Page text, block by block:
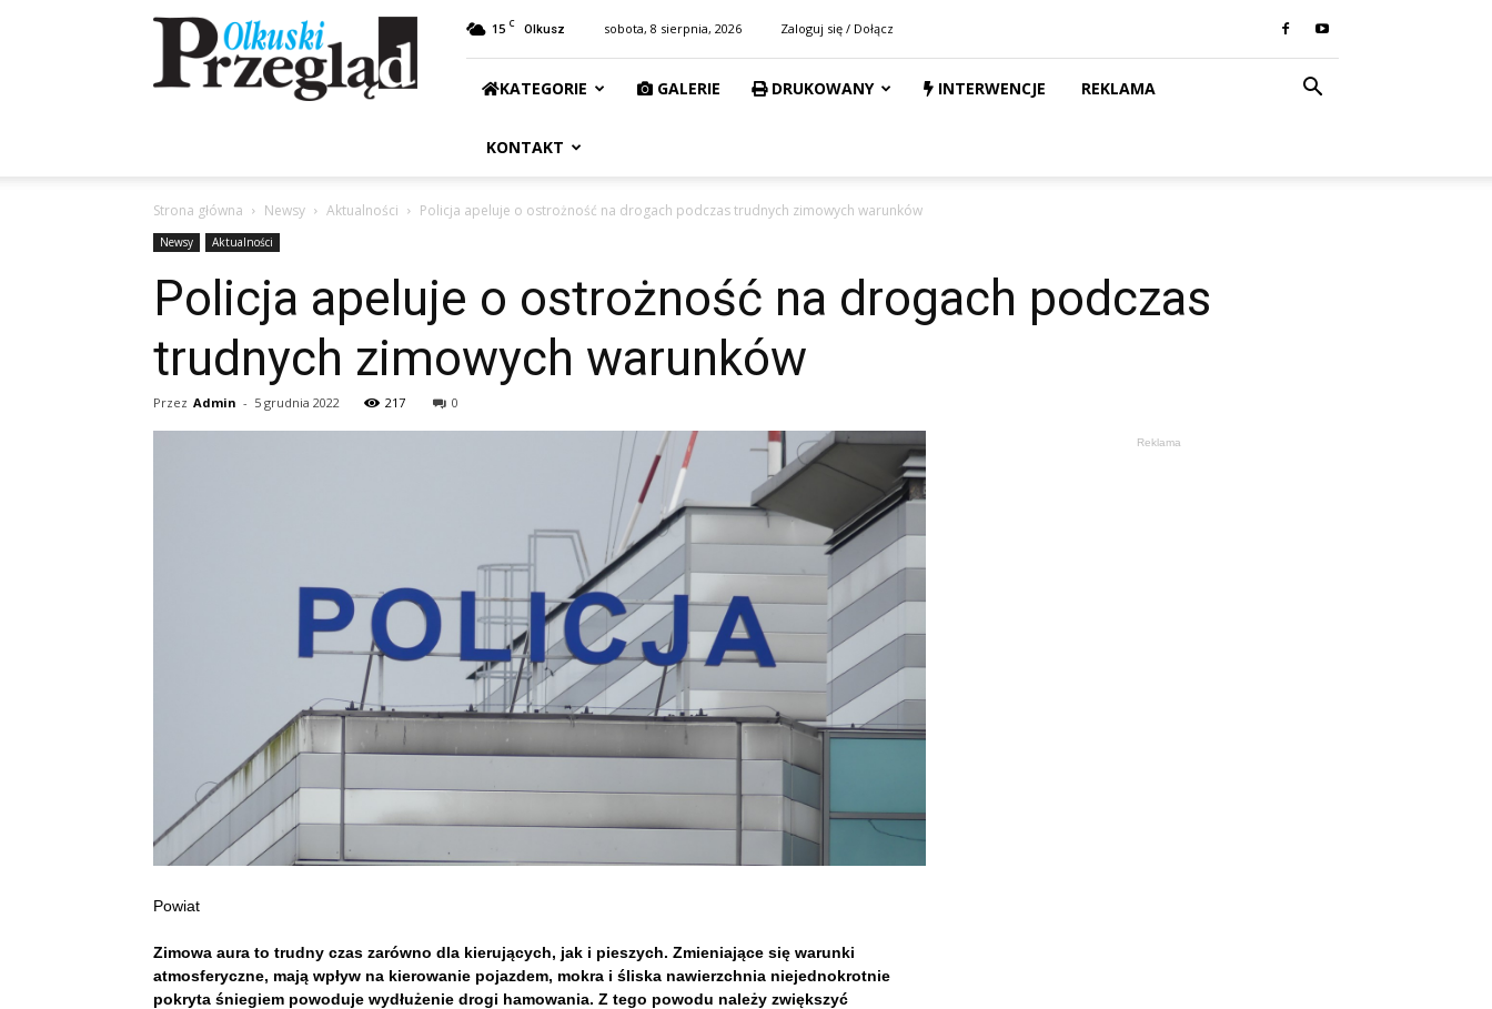
Przegląd
Olkuski
15 C Olkusz sobota, 8 sierpnia, 2026 Zaloguj się / Dołącz
KATEGORIE GALERIE DRUKOWANY INTERWENCJE REKLAMA
KONTAKT
Strona główna Newsy Aktualności Policja apeluje o ostrożność na drogach podczas trudnych zimowych warunków
Newsy Aktualności
Policja apeluje o ostrożność na drogach podczas
trudnych zimowych warunków
Przez Admin - 5 grudnia 2022 217 0
Powiat
Zimowa aura to trudny czas zarówno dla kierujących, jak i pieszych. Zmieniające się warunki
atmosferyczne, mają wpływ na kierowanie pojazdem, mokra i śliska nawierzchnia niejednokrotnie
pokryta śniegiem powoduje wydłużenie drogi hamowania. Z tego powodu należy zwiększyć
Reklama